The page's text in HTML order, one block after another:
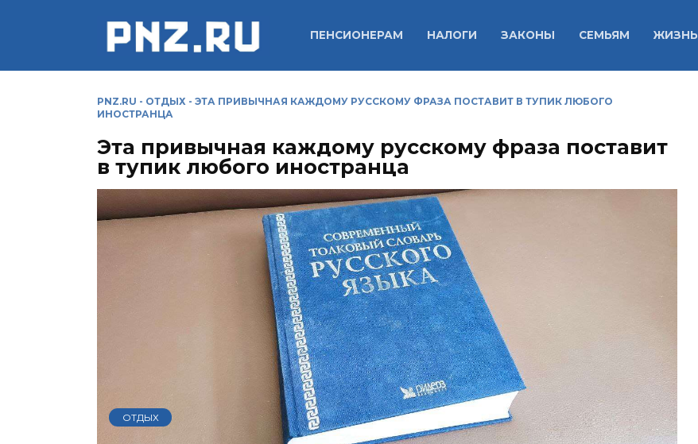
ПЕНСИОНЕРАМ НАЛОГИ ЗАКОНЫ СЕМЬЯМ ЖИЗНЬ
PNZ.RU - ОТДЫХ - ЭТА ПРИВЫЧНАЯ КАЖДОМУ РУССКОМУ ФРАЗА ПОСТАВИТ В ТУПИК ЛЮБОГО
ИНОСТРАНЦА
Эта привычная каждому русскому фраза поставит
в тупик любого иностранца
ОТДЫХ